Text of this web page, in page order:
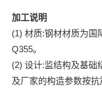
加工说明
(1) 材质:钢材材质为国
Q355。
(2) 设计:监结构及基础
及厂家的构造参数按